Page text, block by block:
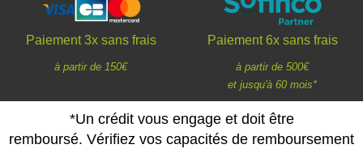
Paiement 3x sans frais
à partir de 150€
Paiement 6x sans frais
à partir de 500€
et jusqu'à 60 mois*
*Un crédit vous engage et doit être
remboursé. Vérifiez vos capacités de remboursement